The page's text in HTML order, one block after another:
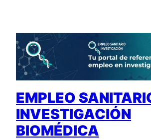
contenido
EMPLEO
INVESTIGACIÓN
BIOMÉDICA